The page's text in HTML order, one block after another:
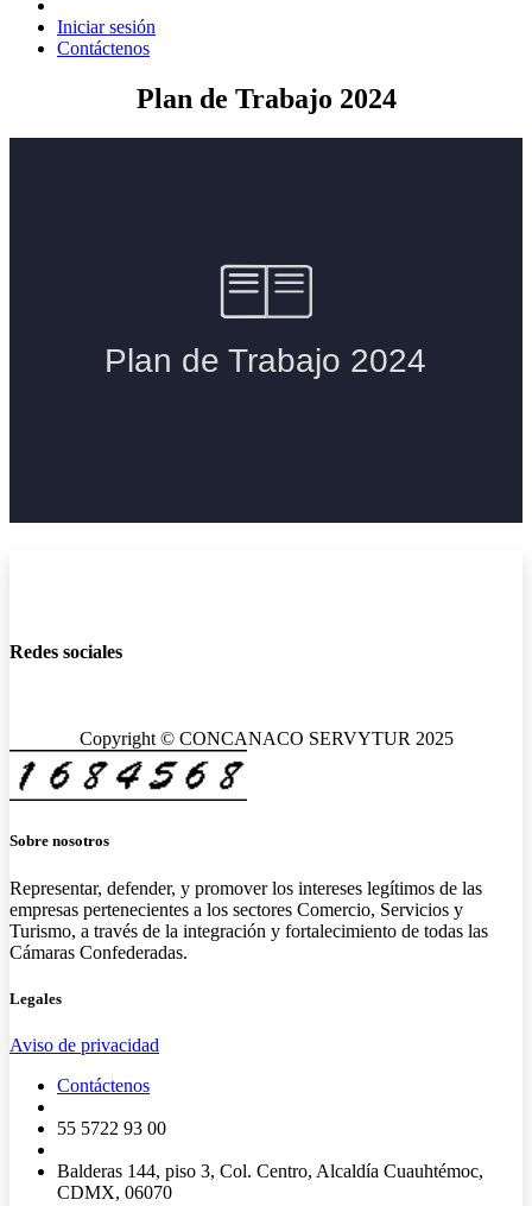
Iniciar sesión
Contáctenos
Plan de Trabajo 2024
Redes sociales
Copyright © CONCANACO SERVYTUR 2025
Sobre nosotros
Representar, defender, y promover los intereses legítimos de las
empresas pertenecientes a los sectores Comercio, Servicios y
Turismo, a través de la integración y fortalecimiento de todas las
Cámaras Confederadas.
Legales
Aviso de privacidad
Contáctenos
55 5722 93 00
Balderas 144, piso 3, Col. Centro, Alcaldía Cuauhtémoc,
CDMX, 06070